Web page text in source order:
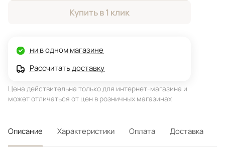
Купить в 1 клик
ни в одном магазине
Рассчитать доставку
Цена действительна только для интернет-магазина и
может отличаться от цен в розничных магазинах
Описание Характеристики Оплата Доставка